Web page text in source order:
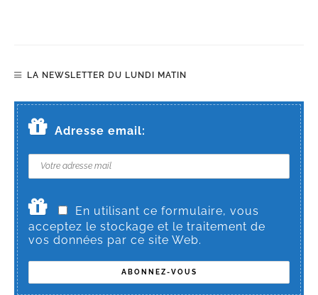
LA NEWSLETTER DU LUNDI MATIN
Adresse email:
En utilisant ce formulaire, vous
acceptez le stockage et le traitement de
vos données par ce site Web.